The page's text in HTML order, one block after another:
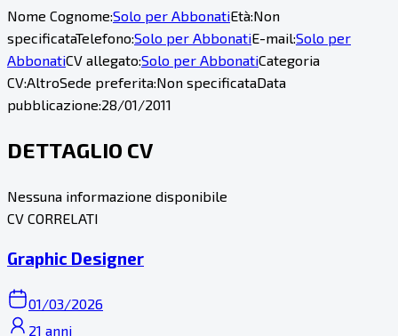
Nome Cognome:Solo per AbbonatiEtà:Non
specificataTelefono:Solo per AbbonatiE-mail:Solo per
AbbonatiCV allegato:Solo per AbbonatiCategoria
CV:AltroSede preferita:Non specificataData
pubblicazione:28/01/2011
DETTAGLIO CV
Nessuna informazione disponibile
CV CORRELATI
Graphic Designer
01/03/2026
21 anni